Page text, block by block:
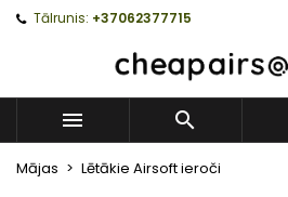
Tālrunis: +37062377715
 
Mājas Lētākie Airsoft ieroči